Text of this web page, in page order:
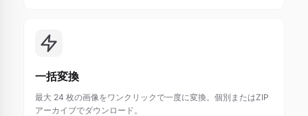
一括変換
最大 24 枚の画像をワンクリックで一度に変換。個別またはZIP
アーカイブでダウンロード。